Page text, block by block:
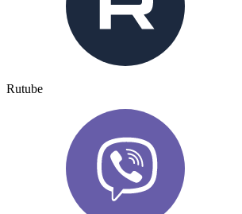
Rutube